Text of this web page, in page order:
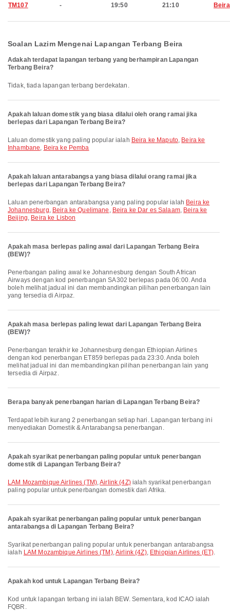
TM107 - 19:50 21:10 Beira
Soalan Lazim Mengenai Lapangan Terbang Beira
Adakah terdapat lapangan terbang yang berhampiran Lapangan
Terbang Beira?
Tidak, tiada lapangan terbang berdekatan.
Apakah laluan domestik yang biasa dilalui oleh orang ramai jika
berlepas dari Lapangan Terbang Beira?
Laluan domestik yang paling popular ialah Beira ke Maputo, Beira ke
Inhambane, Beira ke Pemba
Apakah laluan antarabangsa yang biasa dilalui orang ramai jika
berlepas dari Lapangan Terbang Beira?
Laluan penerbangan antarabangsa yang paling popular ialah Beira ke
Johannesburg, Beira ke Quelimane , Beira ke Dar es Salaam, Beira ke
Beijing, Beira ke Lisbon
Apakah masa berlepas paling awal dari Lapangan Terbang Beira
(BEW)?
Penerbangan paling awal ke Johannesburg dengan South African
Airways dengan kod penerbangan SA302 berlepas pada 06:00. Anda
boleh melihat jadual ini dan membandingkan pilihan penerbangan lain
yang tersedia di Airpaz.
Apakah masa berlepas paling lewat dari Lapangan Terbang Beira
(BEW)?
Penerbangan terakhir ke Johannesburg dengan Ethiopian Airlines
dengan kod penerbangan ET859 berlepas pada 23:30. Anda boleh
melihat jadual ini dan membandingkan pilihan penerbangan lain yang
tersedia di Airpaz.
Berapa banyak penerbangan harian di Lapangan Terbang Beira?
Terdapat lebih kurang 2 penerbangan setiap hari. Lapangan terbang ini
menyediakan Domestik & Antarabangsa penerbangan.
Apakah syarikat penerbangan paling popular untuk penerbangan
domestik di Lapangan Terbang Beira?
LAM Mozambique Airlines (TM),Airlink (4Z)ialah syarikat penerbangan
paling popular untuk penerbangan domestik dari Afrika.
Apakah syarikat penerbangan paling popular untuk penerbangan
antarabangsa di Lapangan Terbang Beira?
Syarikat penerbangan paling popular untuk penerbangan antarabangsa
ialah LAM Mozambique Airlines (TM),Airlink (4Z), Ethiopian Airlines (ET).
Apakah kod untuk Lapangan Terbang Beira?
Kod untuk lapangan terbang ini ialah BEW. Sementara, kod ICAO ialah
FQBR.